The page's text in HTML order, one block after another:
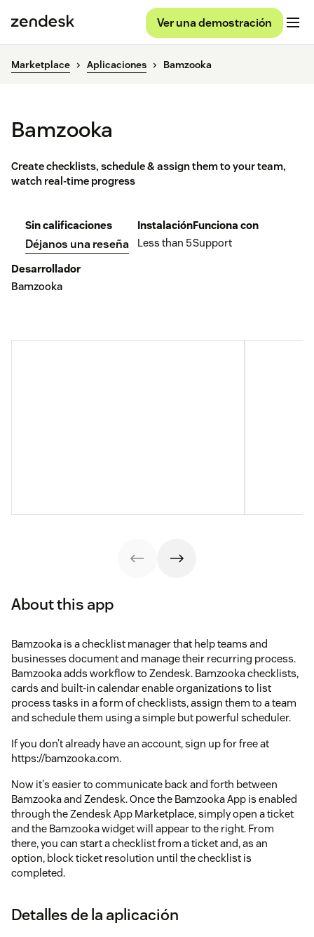
Ver una demostración
Marketplace Aplicaciones Bamzooka
Bamzooka
Create checklists, schedule & assign them to your team,
watch real-time progress
Sin calificaciones
Déjanos una reseña
Instalación
Less than 5
Funciona con
Support
Desarrollador
Bamzooka
About this app
Bamzooka is a checklist manager that help teams and
businesses document and manage their recurring process.
Bamzooka adds workflow to Zendesk. Bamzooka checklists,
cards and built-in calendar enable organizations to list
process tasks in a form of checklists, assign them to a team
and schedule them using a simple but powerful scheduler.
If you don’t already have an account, sign up for free at
https://bamzooka.com.
Now it's easier to communicate back and forth between
Bamzooka and Zendesk. Once the Bamzooka App is enabled
through the Zendesk App Marketplace, simply open a ticket
and the Bamzooka widget will appear to the right. From
there, you can start a checklist from a ticket and, as an
option, block ticket resolution until the checklist is
completed.
Detalles de la aplicación